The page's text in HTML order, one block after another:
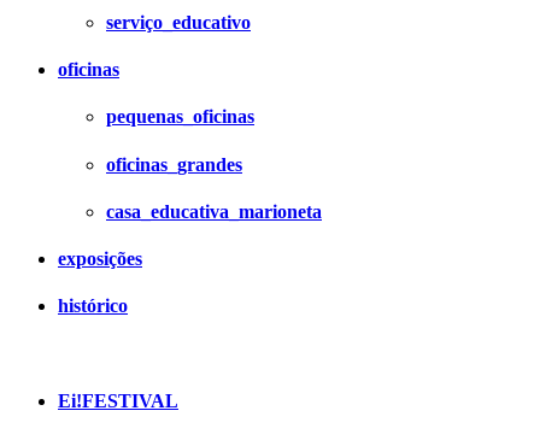
serviço_educativo
oficinas
pequenas_oficinas
oficinas_grandes
casa_educativa_marioneta
exposições
histórico
Ei!FESTIVAL